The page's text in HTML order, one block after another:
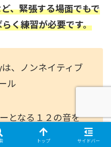
、緊張する場面でもで
く練習が必要です。
、ノンネイティブ
ル
となる１２の音を
ド」と名付けて集
トップ サイドバー